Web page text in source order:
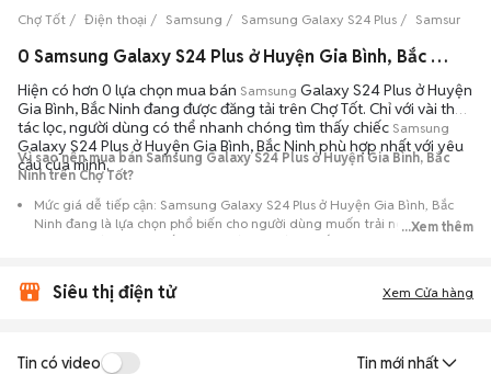
Chợ Tốt Điện thoại Samsung Samsung Galaxy S24 Plus Samsung
0 Samsung Galaxy S24 Plus ở Huyện Gia Bình, Bắc Ninh máy bền đẹp đang bán 08/2026
Hiện có hơn 0 lựa chọn mua bán Samsung Galaxy S24 Plus ở Huyện
Gia Bình, Bắc Ninh đang được đăng tải trên Chợ Tốt. Chỉ với vài thao
tác lọc, người dùng có thể nhanh chóng tìm thấy chiếc Samsung
Galaxy S24 Plus ở Huyện Gia Bình, Bắc Ninh phù hợp nhất với yêu
cầu của mình.
Vì sao nên mua bán Samsung Galaxy S24 Plus ở Huyện Gia Bình, Bắc
Ninh trên Chợ Tốt?
Mức giá dễ tiếp cận: Samsung Galaxy S24 Plus ở Huyện Gia Bình, Bắc
Ninh đang là lựa chọn phổ biến cho người dùng muốn trải nghiệm dòng
máy này với chi phí thấp hơn so với khi mới ra mắt.
Huyện Gia Bình, Bắc Ninh từ nhiều cá nhân muốn lên đời máy, mang
đến đa dạng sự lựa chọn về tình trạng bảo hành, hình thức máy và màu
Giao dịch minh bạch: Việc gặp gỡ trực tiếp giúp người mua
...Xem thêm
Siêu thị điện tử Xem Cửa hàng
Tin có video Tin mới nhất